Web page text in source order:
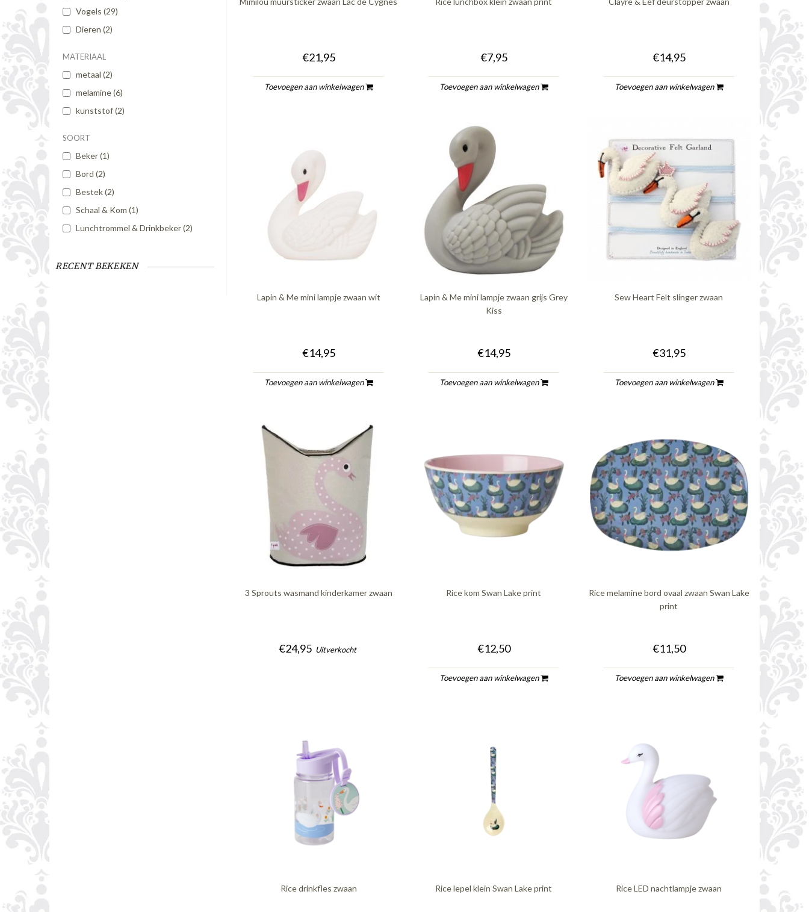
Vogels (29)
Dieren (2)
MATERIAAL
metaal (2)
melamine(6)
kunststof(2)
SOORT
Beker(1)
Bord (2)
Bestek(2)
Schaal & Kom (1)
Lunchtrommel & Drinkbeker(2)
RECENT BEKEKEN
€21,95
Toevoegen aan winkelwagen
€7,95
Toevoegen aan winkelwagen
€14,95
Toevoegen aan winkelwagen
Lapin & Me mini lampje zwaan wit
€14,95
Toevoegen aan winkelwagen
Lapin & Me mini lampje zwaan grijs Grey
Kiss
€14,95
Toevoegen aan winkelwagen
Sew Heart Felt slinger zwaan
€31,95
Toevoegen aan winkelwagen
3 Sprouts wasmand kinderkamer zwaan
€24,95 Uitverkocht
Rice kom Swan Lake print
€12,50
Toevoegen aan winkelwagen
Rice melamine bord ovaal zwaan Swan Lake
print
€11,50
Toevoegen aan winkelwagen
Rice drinkfles zwaan Rice lepel klein Swan Lake print Rice LED nachtlampje zwaan